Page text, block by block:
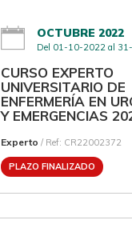
OCTUBRE 2022
Del 01-10-2022 al
CURSO EXPERTO
UNIVERSITARIO DE
ENFERMERÍA EN
Y EMERGENCIAS
Experto / Ref: CR22002372
PLAZO FINALIZADO